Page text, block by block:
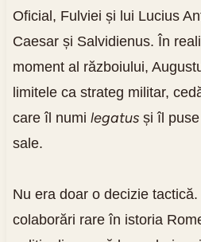
Oficial, Fulviei și lui Lucius
Caesar și Salvidienus. În
moment al războiului,
limitele ca strateg militar,
care îl numi legatusși îl puse
sale.
Nu era doar o decizie
colaborări rare în istoria